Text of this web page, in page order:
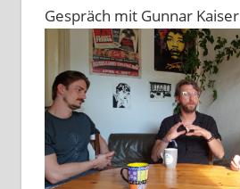
Gespräch mit Gunnar Kaiser